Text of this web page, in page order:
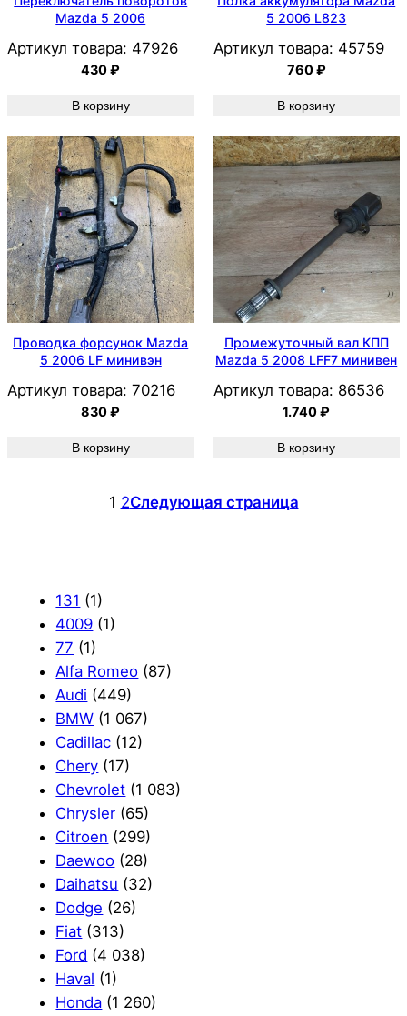
Mazda 5 2006
Артикул товара: 47926
430₽
В корзину
5 2006 L823
Артикул товара: 45759
760₽
В корзину
Проводка форсунок Mazda
5 2006 LF минивэн
Артикул товара: 70216
830₽
В корзину
Промежуточный вал КПП
Mazda 5 2008 LFF7 минивен
Артикул товара: 86536
1.740₽
В корзину
1 2Следующая страница
131 (1)
4009 (1)
77 (1)
Alfa Romeo (87)
Audi (449)
BMW (1 067)
Cadillac (12)
Chery (17)
Chevrolet (1 083)
Chrysler (65)
Citroen (299)
Daewoo (28)
Daihatsu (32)
Dodge (26)
Fiat (313)
Ford (4 038)
Haval (1)
Honda (1 260)